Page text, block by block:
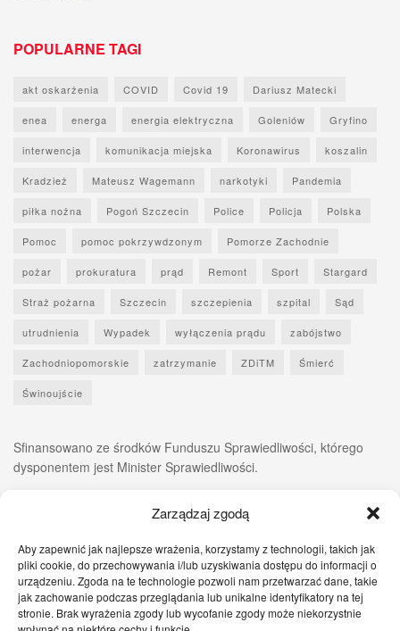
Zarządzaj zgodą
Aby zapewnić jak najlepsze wrażenia, korzystamy z technologii, takich jak
pliki cookie, do przechowywania i/lub uzyskiwania dostępu do informacji o
urządzeniu. Zgoda na te technologie pozwoli nam przetwarzać dane, takie
jak zachowanie podczas przeglądania lub unikalne identyfikatory na tej
stronie. Brak wyrażenia zgody lub wycofanie zgody może niekorzystnie
POPULARNE TAGI
akt oskarżenia COVID Covid 19 Dariusz Matecki
enea energa energia elektryczna Goleniów Gryfino
interwencja komunikacja miejska Koronawirus koszalin
Kradzież Mateusz Wagemann narkotyki Pandemia
piłka nożna Pogoń Szczecin Police Policja Polska
Pomoc pomoc pokrzywdzonym Pomorze Zachodnie
pożar prokuratura prąd Remont Sport Stargard
Straż pożarna Szczecin szczepienia szpital Sąd
utrudnienia Wypadek wyłączenia prądu zabójstwo
Zachodniopomorskie zatrzymanie ZDiTM Śmierć
Świnoujście
Sfinansowano ze środków Funduszu Sprawiedliwości, którego
dysponentem jest Minister Sprawiedliwości.